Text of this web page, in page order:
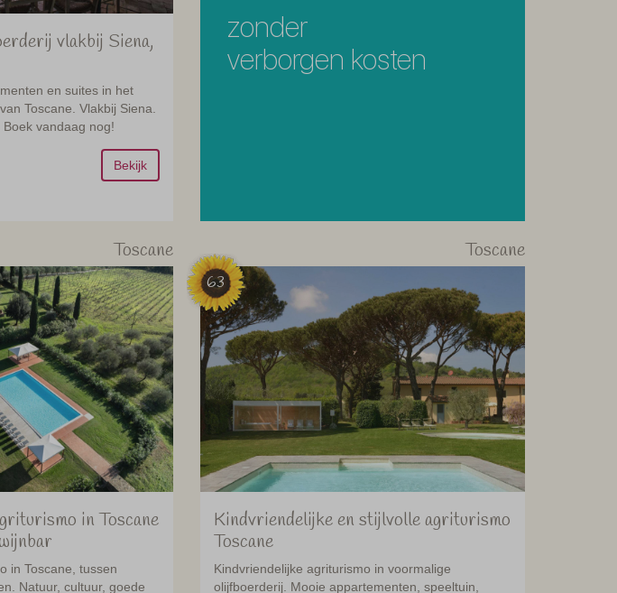
vlakbij Siena,
en suites in het
Toscane. Vlakbij Siena.
vandaag nog!
Bekijk
zonder
verborgen kosten
Toscane
in Toscane
in Toscane, tussen
Natuur, cultuur, goede
Toscane
63
Kindvriendelijke en stijlvolle agriturismo
Toscane
Kindvriendelijke agriturismo in voormalige
olijfboerderij. Mooie appartementen, speeltuin,